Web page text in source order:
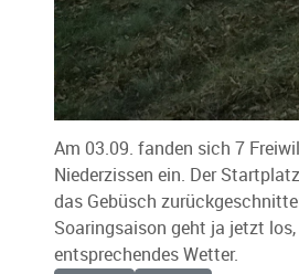
Am 03.09. fanden sich 7
Niederzissen ein. Der
das Gebüsch
Soaringsaison geht ja jetzt
entsprechendes Wetter.